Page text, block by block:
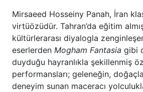
Mirsaeed Hosseiny Panah, İran
virtüözüdür. Tahran’da eğitim
kültürlerarası diyalogla
eserlerden Mogham Fantasia gibi
duyduğu hayranlıkla şekillenmiş
performansları; geleneğin,
deneyim sunan maceracı